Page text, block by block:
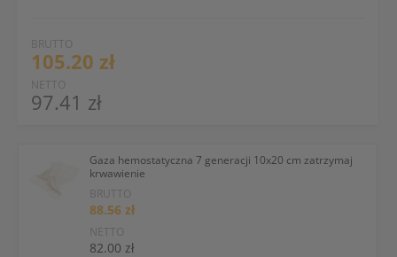
BRUTTO
105.20 zł
NETTO
97.41 zł
Gaza hemostatyczna 7 generacji 10x20 cm zatrzymaj
krwawienie
BRUTTO
88.56 zł
NETTO
82.00 zł